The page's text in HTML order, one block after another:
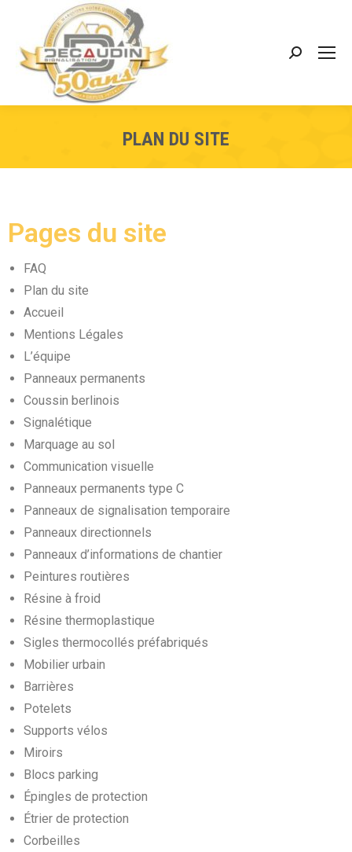
PLAN DU SITE
Pages du site
FAQ
Plan du site
Accueil
Mentions Légales
L’équipe
Panneaux permanents
Coussin berlinois
Signalétique
Marquage au sol
Communication visuelle
Panneaux permanents type C
Panneaux de signalisation temporaire
Panneaux directionnels
Panneaux d’informations de chantier
Peintures routières
Résine à froid
Résine thermoplastique
Sigles thermocollés préfabriqués
Mobilier urbain
Barrières
Potelets
Supports vélos
Miroirs
Blocs parking
Épingles de protection
Étrier de protection
Corbeilles